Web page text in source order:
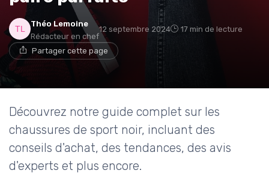
Théo Lemoine
Rédacteur en chef
12 septembre 2024 17 min de lecture
Partager cette page
Découvrez notre guide complet sur les
chaussures de sport noir, incluant des
conseils d'achat, des tendances, des avis
d'experts et plus encore.